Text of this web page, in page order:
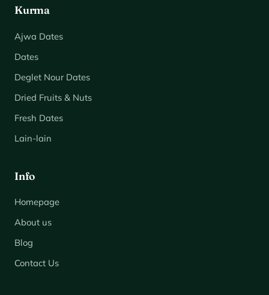
Kurma
Ajwa Dates
Dates
Deglet Nour Dates
Dried Fruits & Nuts
Fresh Dates
Lain-lain
Info
Homepage
About us
Blog
Contact Us